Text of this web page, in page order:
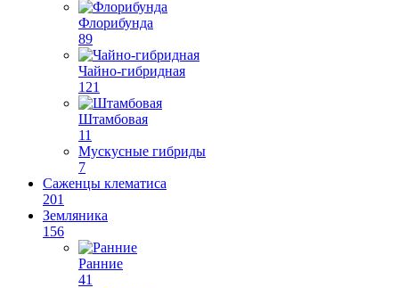
Флорибунда
89
Чайно-гибридная
121
Штамбовая
11
Мускусные гибриды
7
Саженцы клематиса
201
Земляника
156
Ранние
41